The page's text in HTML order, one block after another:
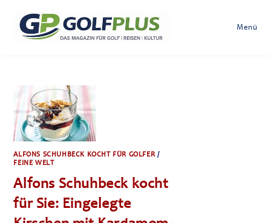
springen
Menü
ALFONS SCHUHBECK KOCHT FÜR GOLFER/
FEINE WELT
Alfons Schuhbeck kocht
für Sie: Eingelegte